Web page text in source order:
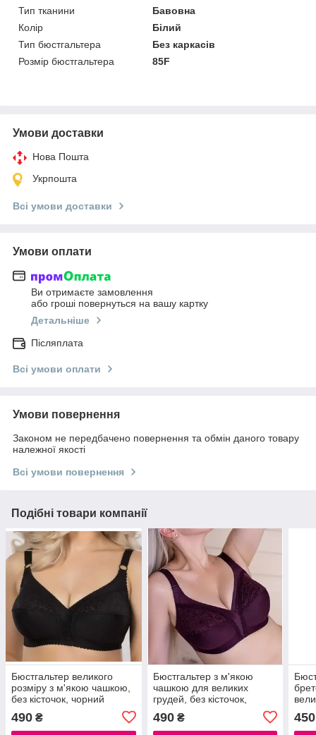
Тип тканини
Бавовна
Колір
Білий
Тип бюстгальтера
Без каркасів
Розмір бюстгальтера
85F
Умови доставки
Нова Пошта
Укрпошта
Всі умови доставки
Умови оплати
Ви отримаєте замовлення
або гроші повернуться на вашу картку
Детальніше
Післяплата
Всі умови оплати
Умови повернення
Законом не передбачено повернення та обмін даного товару
належної якості
Всі умови повернення
Подібні товари компанії
Бюстгальтер великого
розміру з м'якою чашкою,
без кісточок, чорний
490 ₴
Бюстгальтер з м'якою
чашкою для великих
грудей, без кісточок,
490₴ 450